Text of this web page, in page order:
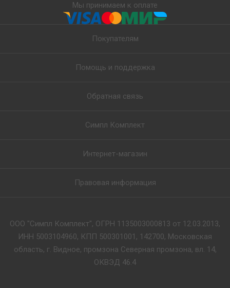
Мы принимаем к оплате
Покупателям
Помощь и поддержка
Обратная связь
Симпл Комплект
Интернет-магазин
Правовая информация
ООО "Симпл Комплект", ОГРН 1135003000813 от 12.03.2013,
ИНН 5003104960, КПП 500301001, 142700, Московская
область, г. Видное, промзона Северная промзона, вл. 14,
ОКВЭД 46.4